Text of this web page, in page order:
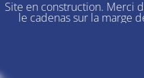
Site en construction. Merci
le cadenas sur la marge